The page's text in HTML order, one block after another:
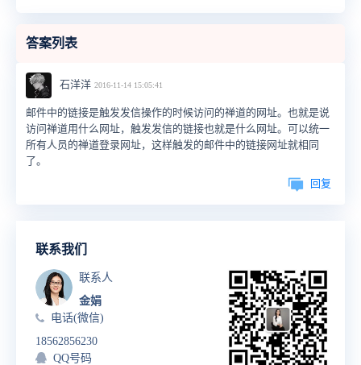
答案列表
石洋洋 2016-11-14 15:05:41
邮件中的链接是触发发信操作的时候访问的禅道的网址。也就是说
访问禅道用什么网址，触发发信的链接也就是什么网址。可以统一
所有人员的禅道登录网址，这样触发的邮件中的链接网址就相同
了。
回复
联系我们
联系人
金娟
电话(微信)
18562856230
QQ号码